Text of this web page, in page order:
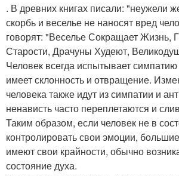
. В древних книгах писали: "неужели
скорбь и веселье не наносят вред
говорят: "Веселье Сокращает Жизнь,
Старости, Драчуны Худеют,
Человек всегда испытывает
имеет склонность и отвращение.
человека также идут из симпатии и
ненависть часто переплетаются и
Таким образом, если человек не в
контролировать свои эмоции,
имеют свои крайности, обычно
состояние духа.